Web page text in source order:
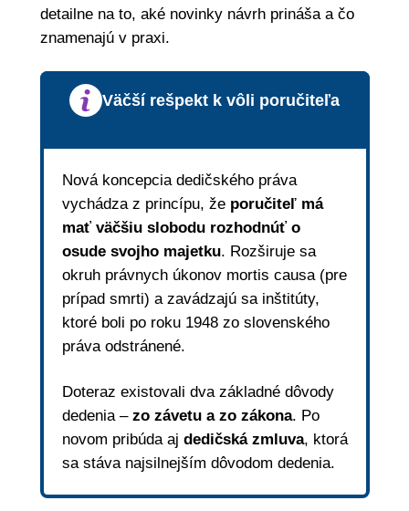
detailne na to, aké novinky návrh prináša a čo
znamenajú v praxi.
Väčší rešpekt k vôli poručiteľa
Nová koncepcia dedičského práva
vychádza z princípu, že poručiteľ má
mať väčšiu slobodu rozhodnúť o
osude svojho majetku. Rozširuje sa
okruh právnych úkonov mortis causa (pre
prípad smrti) a zavádzajú sa inštitúty,
ktoré boli po roku 1948 zo slovenského
práva odstránené.
Doteraz existovali dva základné dôvody
dedenia – zo závetu a zo zákona. Po
novom pribúda aj dedičská zmluva, ktorá
sa stáva najsilnejším dôvodom dedenia.